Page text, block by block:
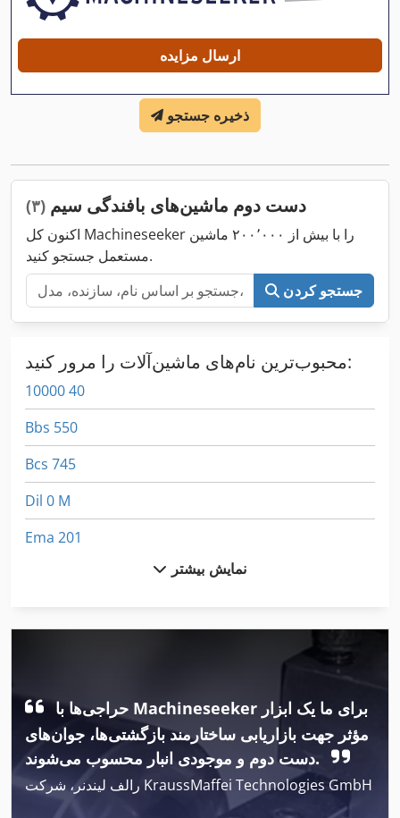
ارسال مزایده
ذخیره جستجو
دست دوم ماشین‌های بافندگی سیم (۳)
اکنون کل Machineseeker را با بیش از ۲۰۰٬۰۰۰ ماشین
مستعمل جستجو کنید.
جستجو کردن
محبوب‌ترین نام‌های ماشین‌آلات را مرور کنید:
10000 40
Bbs 550
Bcs 745
Dil 0 M
Ema 201
International 2674
International 434
Metba Mb 1
نمایش بیشتر
حراجی‌ها با Machineseeker برای ما یک ابزار
مؤثر جهت بازاریابی ساختارمند بازگشتی‌ها، جوان‌های
دست دوم و موجودی انبار محسوب می‌شوند.
رالف لیندنر، شرکت KraussMaffei Technologies GmbH